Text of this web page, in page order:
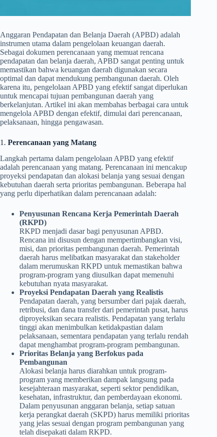
Anggaran Pendapatan dan Belanja Daerah (APBD) adalah
instrumen utama dalam pengelolaan keuangan daerah.
Sebagai dokumen perencanaan yang memuat rencana
pendapatan dan belanja daerah, APBD sangat penting untuk
memastikan bahwa keuangan daerah digunakan secara
optimal dan dapat mendukung pembangunan daerah. Oleh
karena itu, pengelolaan APBD yang efektif sangat diperlukan
untuk mencapai tujuan pembangunan daerah yang
berkelanjutan. Artikel ini akan membahas berbagai cara untuk
mengelola APBD dengan efektif, dimulai dari perencanaan,
pelaksanaan, hingga pengawasan.
1. Perencanaan yang Matang
Langkah pertama dalam pengelolaan APBD yang efektif
adalah perencanaan yang matang. Perencanaan ini mencakup
proyeksi pendapatan dan alokasi belanja yang sesuai dengan
kebutuhan daerah serta prioritas pembangunan. Beberapa hal
yang perlu diperhatikan dalam perencanaan adalah:
Penyusunan Rencana Kerja Pemerintah Daerah
(RKPD)
RKPD menjadi dasar bagi penyusunan APBD.
Rencana ini disusun dengan mempertimbangkan visi,
misi, dan prioritas pembangunan daerah. Pemerintah
daerah harus melibatkan masyarakat dan stakeholder
dalam merumuskan RKPD untuk memastikan bahwa
program-program yang diusulkan dapat memenuhi
kebutuhan nyata masyarakat.
Proyeksi Pendapatan Daerah yang Realistis
Pendapatan daerah, yang bersumber dari pajak daerah,
retribusi, dan dana transfer dari pemerintah pusat, harus
diproyeksikan secara realistis. Pendapatan yang terlalu
tinggi akan menimbulkan ketidakpastian dalam
pelaksanaan, sementara pendapatan yang terlalu rendah
dapat menghambat program-program pembangunan.
Prioritas Belanja yang Berfokus pada
Pembangunan
Alokasi belanja harus diarahkan untuk program-
program yang memberikan dampak langsung pada
kesejahteraan masyarakat, seperti sektor pendidikan,
kesehatan, infrastruktur, dan pemberdayaan ekonomi.
Dalam penyusunan anggaran belanja, setiap satuan
kerja perangkat daerah (SKPD) harus memiliki prioritas
yang jelas sesuai dengan program pembangunan yang
telah disepakati dalam RKPD.